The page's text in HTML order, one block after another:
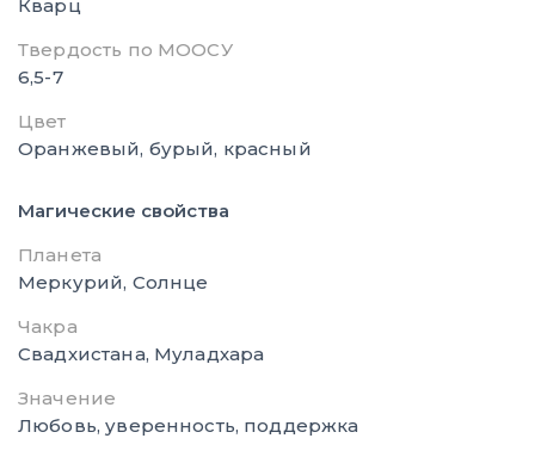
Кварц
Твердость по МООСУ
6,5-7
Цвет
Оранжевый, бурый, красный
Магические свойства
Планета
Меркурий, Солнце
Чакра
Свадхистана, Муладхара
Значение
Любовь, уверенность, поддержка